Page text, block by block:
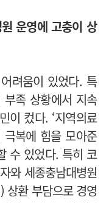
운영에 고충이 상
려움이 있었다. 특
족 상황에서 지속
이 컸다. ‘지역의료
극복에 힘을 모아준
수 있었다. 특히 코
와 세종충남대병원
상환 부담으로 경영